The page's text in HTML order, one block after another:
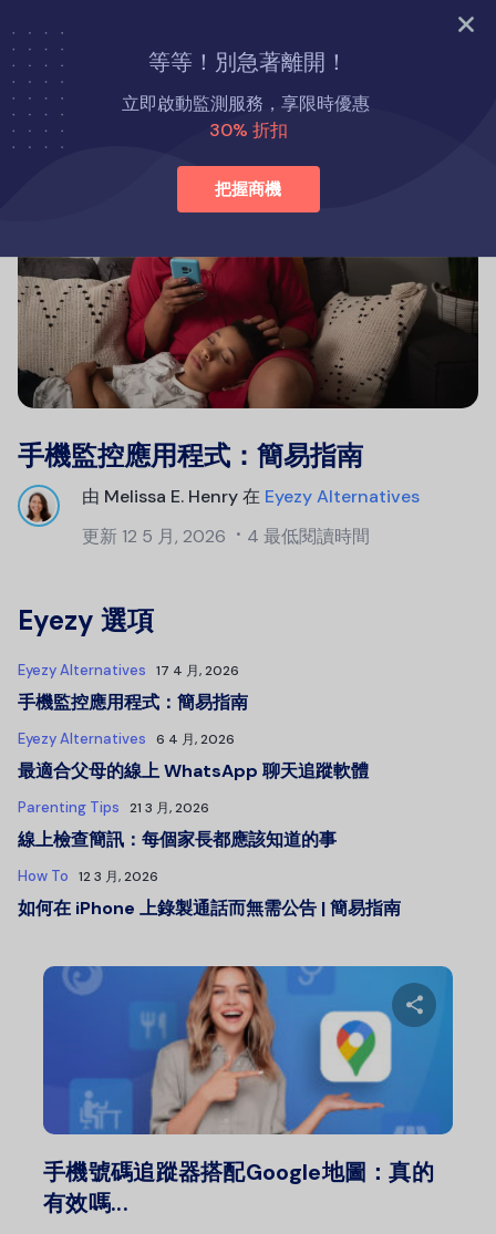
立即試用
等等！別急著離開！
立即啟動監測服務，享限時優惠
30% 折扣
把握商機
手機監控應用程式：簡易指南
由 Melissa E. Henry在 Eyezy Alternatives
更新 12 5 月, 2026 4 最低閱讀時間
Eyezy 選項
Eyezy Alternatives 17 4 月, 2026
手機監控應用程式：簡易指南
Eyezy Alternatives 6 4 月, 2026
最適合父母的線上 WhatsApp 聊天追蹤軟體
Parenting Tips 21 3 月, 2026
線上檢查簡訊：每個家長都應該知道的事
How To 12 3 月, 2026
如何在 iPhone 上錄製通話而無需公告 | 簡易指南
手機號碼追蹤器搭配Google地圖：真的
有效嗎...